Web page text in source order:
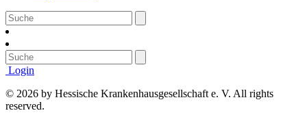
Login
© 2026 by Hessische Krankenhausgesellschaft e. V. All rights
reserved.